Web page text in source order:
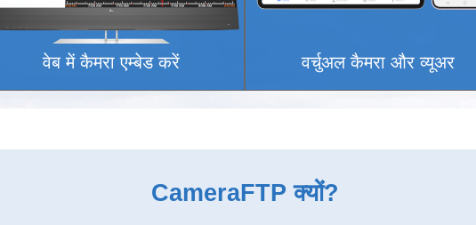
वेब में कैमरा एम्बेड करें वर्चुअल कैमरा और व्यूअर
CameraFTP क्यों?